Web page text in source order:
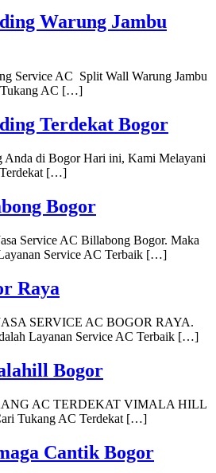
Warung Jambu
Service AC Split Wall Warung Jambu
Tukang AC […]
Terdekat Bogor
Anda di Bogor Hari ini, Kami Melayani
Terdekat […]
Bogor
Service AC Billabong Bogor. Maka
Service AC Terbaik […]
Raya
SERVICE AC BOGOR RAYA.
Layanan Service AC Terbaik […]
Bogor
AC TERDEKAT VIMALA HILL
Tukang AC Terdekat […]
Cantik Bogor